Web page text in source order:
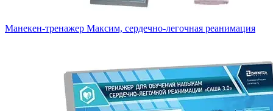
Манекен-тренажер Максим, сердечно-легочная реанимация